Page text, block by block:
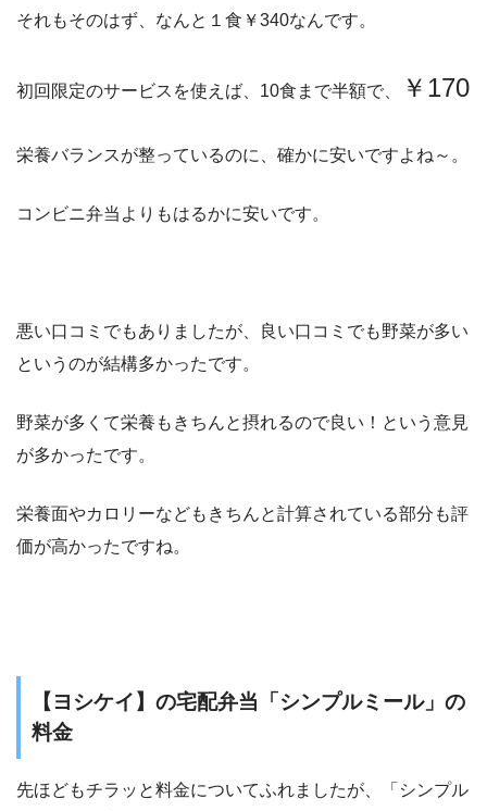
それもそのはず、なんと １食￥340なんです。
初回限定のサービスを使えば、10食まで半額で、 ￥170
栄養バランスが整っているのに、確かに安いですよね～。
コンビニ弁当よりもはるかに安いです。
悪い口コミでもありましたが、良い口コミでも野菜が多い
というのが結構多かったです。
野菜が多くて栄養もきちんと摂れるので良い！という意見
が多かったです。
栄養面やカロリーなどもきちんと計算されている部分も評
価が高かったですね。
【ヨシケイ】の宅配弁当「シンプルミール」の
料金
先ほどもチラッと料金についてふれましたが、「シンプル